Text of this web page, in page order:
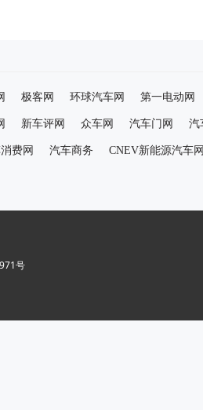
极客网 环球汽车网 第一电动网
新车评网 众车网 汽车门网 汽
费网 汽车商务 CNEV新能源汽车网
号